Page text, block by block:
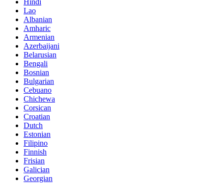
Hindi
Lao
Albanian
Amharic
Armenian
Azerbaijani
Belarusian
Bengali
Bosnian
Bulgarian
Cebuano
Chichewa
Corsican
Croatian
Dutch
Estonian
Filipino
Finnish
Frisian
Galician
Georgian